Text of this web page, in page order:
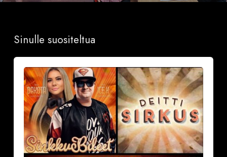
Sinulle suositeltua
19.9.2026
Deittisirkus
Speed
Dating,